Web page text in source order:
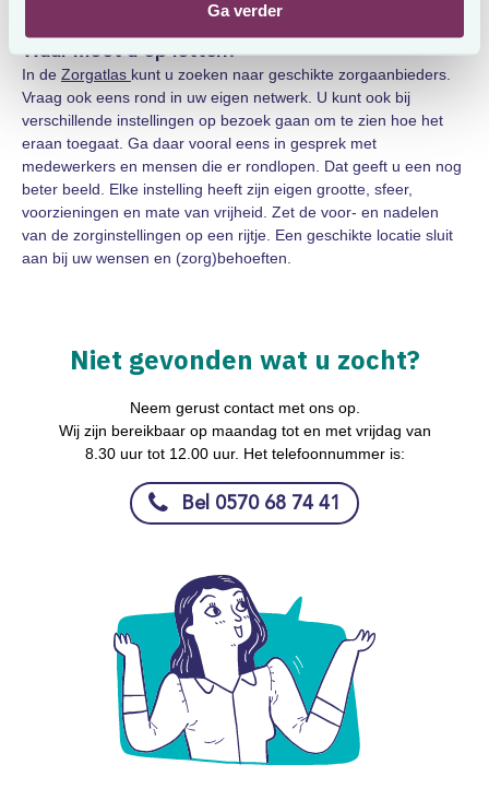
Ga verder
Waar moet u op letten?
In de Zorgatlas kunt u zoeken naar geschikte zorgaanbieders.
Vraag ook eens rond in uw eigen netwerk. U kunt ook bij
verschillende instellingen op bezoek gaan om te zien hoe het
eraan toegaat. Ga daar vooral eens in gesprek met
medewerkers en mensen die er rondlopen. Dat geeft u een nog
beter beeld. Elke instelling heeft zijn eigen grootte, sfeer,
voorzieningen en mate van vrijheid. Zet de voor- en nadelen
van de zorginstellingen op een rijtje. Een geschikte locatie sluit
aan bij uw wensen en (zorg)behoeften.
Niet gevonden wat u zocht?
Neem gerust contact met ons op.
Wij zijn bereikbaar op maandag tot en met vrijdag van
8.30 uur tot 12.00 uur. Het telefoonnummer is:
Bel 0570 68 74 41